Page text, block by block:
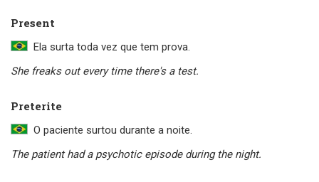
Present
Ela surta toda vez que tem prova.
She freaks out every time there's a test.
Preterite
O paciente surtou durante a noite.
The patient had a psychotic episode during the night.